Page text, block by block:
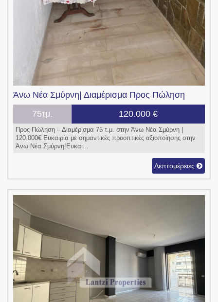
Άνω Νέα Σμύρνη| Διαμέρισμα Προς Πώληση
75τμ.
120.000 €
Προς Πώληση – Διαμέρισμα 75 τ.μ. στην Άνω Νέα Σμύρνη |
120.000€ Ευκαιρία με σημαντικές προοπτικές αξιοποίησης στην
Άνω Νέα Σμύρνη!Ευκαι...
Λεπτομέρειες